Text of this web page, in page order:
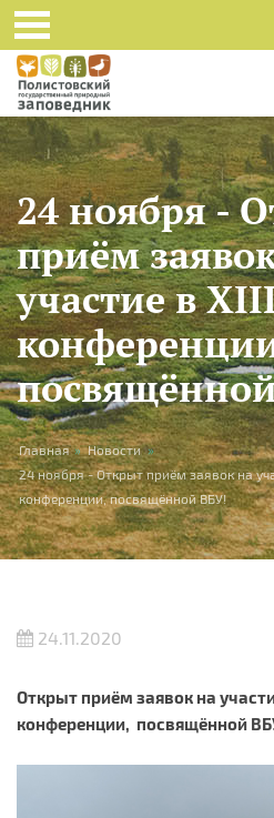
Перейти к основному содержанию
24 ноября -
приём
участие в
Вы здесь
Главная » Новости »
24 ноября - Открыт приём заявок на
конференции, посвящённой ВБУ!
24.11.2020
Открыт приём заявок на
конференции, посвящённой